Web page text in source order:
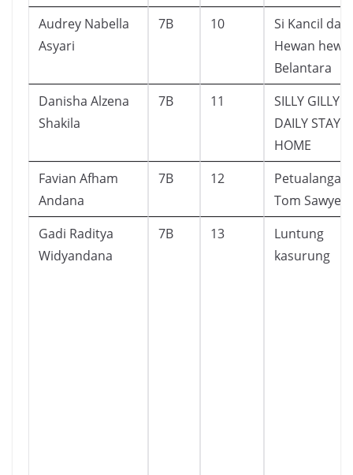
Audrey Nabella
Asyari
7B 10
Si Kancil dan
Hewan
Belantara
Danisha Alzena
Shakila
7B 11
SILLY GILLY
DAILY STAY
HOME
Favian Afham
Andana
7B 12
Petualangan
Tom Sawyer
Gadi Raditya
Widyandana
7B 13
Luntung
kasurung